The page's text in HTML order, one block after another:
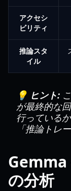
アクセシ
ビリティ
推論スタ
イル
💡 ヒント:
が最終的な
行っている
「推論トレ
Gemma
の分析